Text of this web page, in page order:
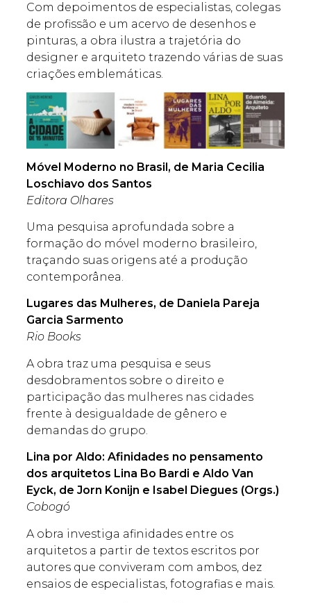
Com depoimentos de especialistas, colegas
de profissão e um acervo de desenhos e
pinturas, a obra ilustra a trajetória do
designer e arquiteto trazendo várias de suas
criações emblemáticas.
Móvel Moderno no Brasil, de Maria Cecilia
Loschiavo dos Santos
Editora Olhares
Uma pesquisa aprofundada sobre a
formação do móvel moderno brasileiro,
traçando suas origens até a produção
contemporânea.
Lugares das Mulheres, de Daniela Pareja
Garcia Sarmento
Rio Books
A obra traz uma pesquisa e seus
desdobramentos sobre o direito e
participação das mulheres nas cidades
frente à desigualdade de gênero e
demandas do grupo.
Lina por Aldo: Afinidades no pensamento
dos arquitetos Lina Bo Bardi e Aldo Van
Eyck, de Jorn Konijn e Isabel Diegues (Orgs.)
Cobogó
A obra investiga afinidades entre os
arquitetos a partir de textos escritos por
autores que conviveram com ambos, dez
ensaios de especialistas, fotografias e mais.